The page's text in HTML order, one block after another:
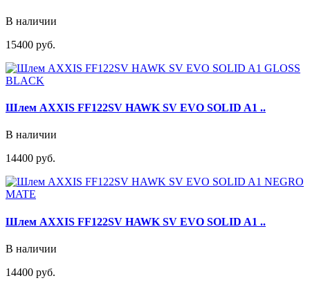
В наличии
15400 руб.
Шлем AXXIS FF122SV HAWK SV EVO SOLID A1 ..
В наличии
14400 руб.
Шлем AXXIS FF122SV HAWK SV EVO SOLID A1 ..
В наличии
14400 руб.